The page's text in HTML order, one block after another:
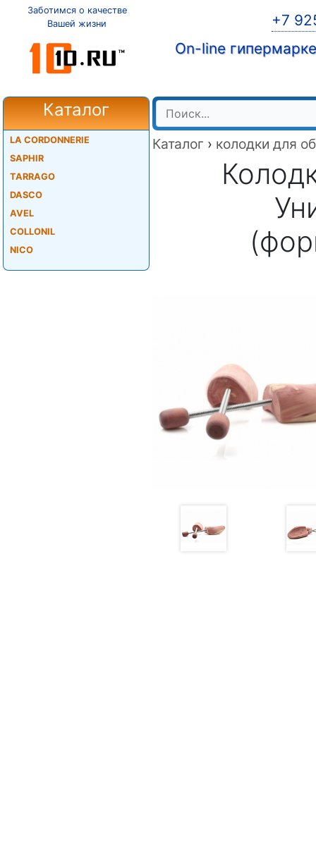
Заботимся о качестве
Вашей жизни
+7
On-line
Каталог
LA CORDONNERIE
SAPHIR
TARRAGO
DASCO
AVEL
COLLONIL
NICO
Каталог › колодки для